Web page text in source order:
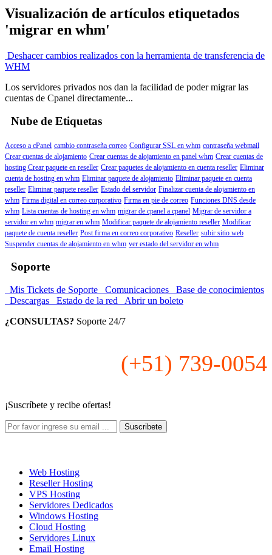
Visualización de artículos etiquetados
'migrar en whm'
Deshacer cambios realizados con la herramienta de transferencia de
WHM
Los servidores privados nos dan la facilidad de poder migrar las
cuentas de Cpanel directamente...
Nube de Etiquetas
Acceso a cPanel cambio contraseña correo Configurar SSL en whm contraseña webmail
Crear cuentas de alojamiento Crear cuentas de alojamiento en panel whm Crear cuentas de
hosting Crear paquete en reseller Crear paquetes de alojamiento en cuenta reseller Eliminar
cuenta de hosting en whm Eliminar paquete de alojamiento Eliminar paquete en cuenta
reseller Eliminar paquete reseller Estado del servidor Finalizar cuenta de alojamiento en
whm Firma digital en correo corporativo Firma en pie de correo Funciones DNS desde
whm Lista cuentas de hosting en whm migrar de cpanel a cpanel Migrar de servidor a
servidor en whm migrar en whm Modificar paquete de alojamiento reseller Modificar
paquete de cuenta reseller Post firma en correo corporativo Reseller subir sitio web
Suspender cuentas de alojamiento en whm ver estado del servidor en whm
Soporte
Mis Tickets de Soporte Comunicaciones
Base de conocimientos
Descargas
Estado de la red
Abrir un boleto
¿CONSULTAS? Soporte 24/7
(+51) 739-0054
¡Suscríbete y recibe ofertas!
Web Hosting
Reseller Hosting
VPS Hosting
Servidores Dedicados
Windows Hosting
Cloud Hosting
Servidores Linux
Email Hosting